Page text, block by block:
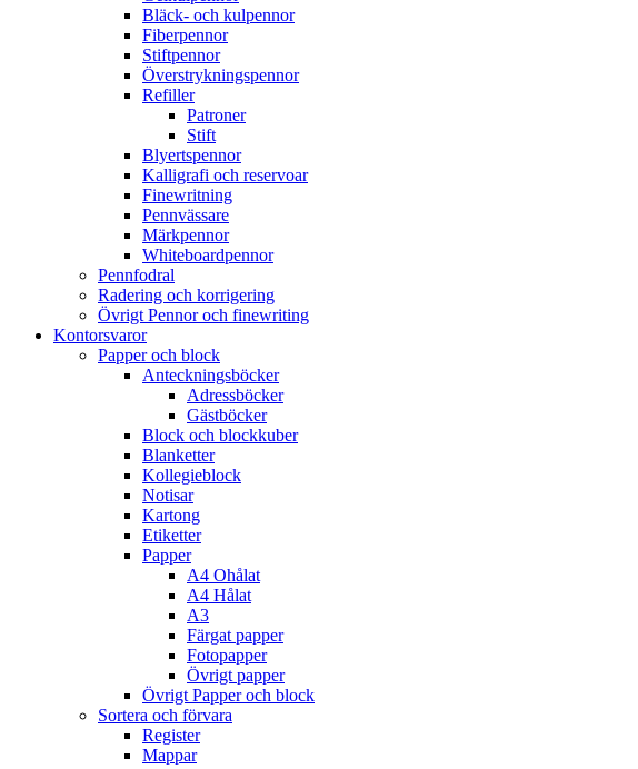
Bläck- och kulpennor
Fiberpennor
Stiftpennor
Överstrykningspennor
Refiller
Patroner
Stift
Blyertspennor
Kalligrafi och reservoar
Finewritning
Pennvässare
Märkpennor
Whiteboardpennor
Pennfodral
Radering och korrigering
Övrigt Pennor och finewriting
Kontorsvaror
Papper och block
Anteckningsböcker
Adressböcker
Gästböcker
Block och blockkuber
Blanketter
Kollegieblock
Notisar
Kartong
Etiketter
Papper
A4 Ohålat
A4 Hålat
A3
Färgat papper
Fotopapper
Övrigt papper
Övrigt Papper och block
Sortera och förvara
Register
Mappar